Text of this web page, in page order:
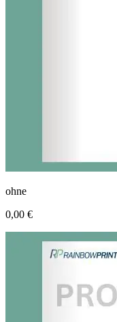
ohne
0,00 €